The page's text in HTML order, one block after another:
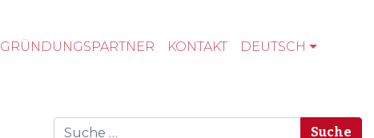
GRÜNDUNGSPARTNER KONTAKT DEUTSCH
Suche